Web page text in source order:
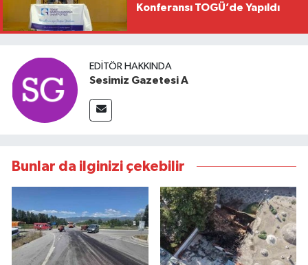
Konferansı TOGÜ’de Yapıldı
EDITÖR HAKKINDA
Sesimiz Gazetesi A
Bunlar da ilginizi çekebilir